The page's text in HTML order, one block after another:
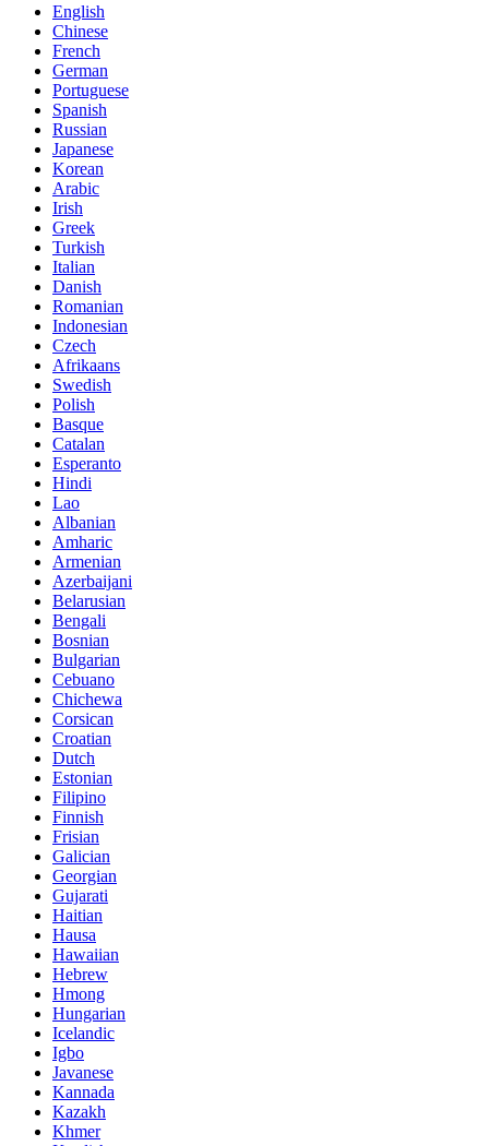
English
Chinese
French
German
Portuguese
Spanish
Russian
Japanese
Korean
Arabic
Irish
Greek
Turkish
Italian
Danish
Romanian
Indonesian
Czech
Afrikaans
Swedish
Polish
Basque
Catalan
Esperanto
Hindi
Lao
Albanian
Amharic
Armenian
Azerbaijani
Belarusian
Bengali
Bosnian
Bulgarian
Cebuano
Chichewa
Corsican
Croatian
Dutch
Estonian
Filipino
Finnish
Frisian
Galician
Georgian
Gujarati
Haitian
Hausa
Hawaiian
Hebrew
Hmong
Hungarian
Icelandic
Igbo
Javanese
Kannada
Kazakh
Khmer